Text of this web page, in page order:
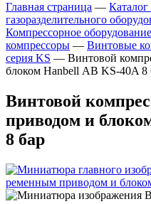
Главная страница —
газоразделительного
Компрессорное оборудование
компрессоры — Винтовые
серия KS — Винтовой
блоком Hanbell АВ KS-40A 8
Винтовой
приводом и
8 бар